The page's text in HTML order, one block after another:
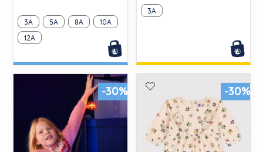
3A 5A 8A
10A
12A
3A
-30% -30%